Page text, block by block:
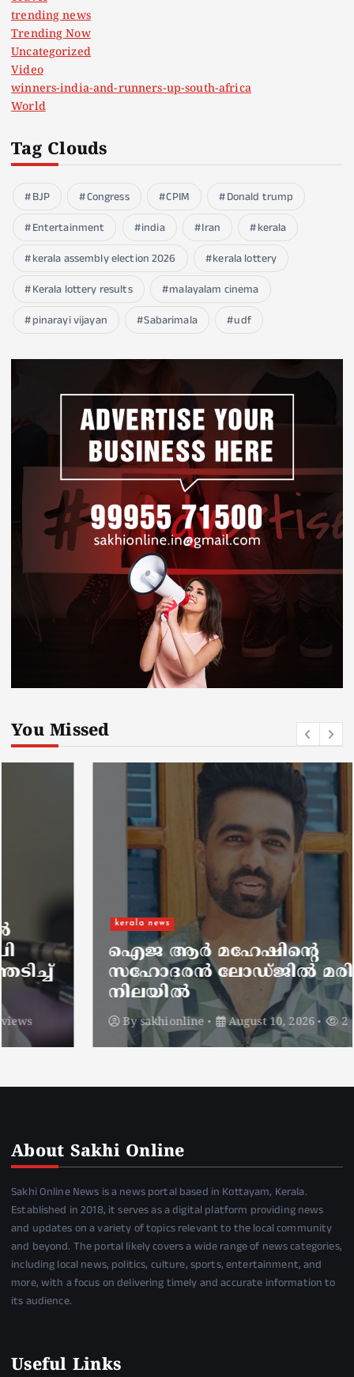
trending news
Trending Now
Uncategorized
Video
winners-india-and-runners-up-south-africa
World
Tag Clouds
BJP Congress CPIM
Donald trump
Entertainment
india Iran
kerala
kerala assembly election 2026
kerala lottery
Kerala lottery results
malayalam cinema
pinarayi vijayan
Sabarimala udf
You Missed
ഐജ ആർ മഹേഷിന്റെ
സഹോദരൻ ലോഡ്ജിൽ മരിച്ച
നിലയിൽ
sakhionline August 10, 2026 2 views
About Sakhi Online
Sakhi Online News is a news portal based in Kottayam, Kerala.
Established in 2018, it serves as a digital platform providing news
and updates on a variety of topics relevant to the local community
and beyond. The portal likely covers a wide range of news categories,
including local news, politics, culture, sports, entertainment, and
more, with a focus on delivering timely and accurate information to
its audience.
Useful Links